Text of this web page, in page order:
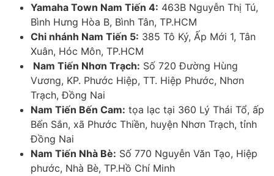
Yamaha Town Nam Tiến 4: 463B Nguyễn Thị Tú,
Bình Hưng Hòa B, Bình Tân, TP.HCM
Chi nhánh Nam Tiến 5: 385 Tô Ký, Ấp Mới 1, Tân
Xuân, Hóc Môn, TP.HCM
Nam Tiến Nhơn Trạch: Số 720 Đường Hùng
Vương, KP. Phước Hiệp, TT. Hiệp Phước, Nhơn
Trạch, Đồng Nai
Nam Tiến Bến Cam: tọa lạc tại 360 Lý Thái Tổ, ấp
Bến Sắn, xã Phước Thiền, huyện Nhơn Trạch, tỉnh
Đồng Nai
Nam Tiến Nhà Bè: Số 770 Nguyễn Văn Tạo, Hiệp
phước, Nhà Bè, TP.Hồ Chí Minh